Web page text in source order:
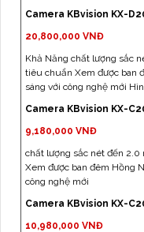
Camera KBvision KX-
20,800,000 VNĐ
Khả Năng chất lượng sắc
tiêu chuẩn Xem được ban
sáng với công nghệ mới
Camera KBvision KX-
9,180,000 VNĐ
chất lượng sắc nét đến
Xem được ban đêm Hồng
công nghệ mới
Camera KBvision KX-
10,980,000 VNĐ